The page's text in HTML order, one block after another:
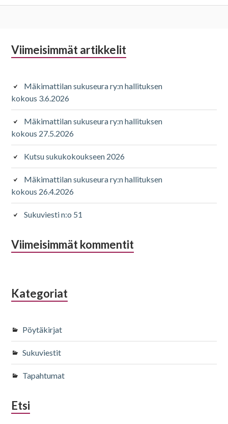
Alapalkin
Viimeisimmät artikkelit
Mäkimattilan sukuseura ry:n hallituksen
kokous 3.6.2026
Mäkimattilan sukuseura ry:n hallituksen
kokous 27.5.2026
Kutsu sukukokoukseen 2026
Mäkimattilan sukuseura ry:n hallituksen
kokous 26.4.2026
Sukuviesti n:o 51
Viimeisimmät kommentit
Kategoriat
Pöytäkirjat
Sukuviestit
Tapahtumat
Etsi